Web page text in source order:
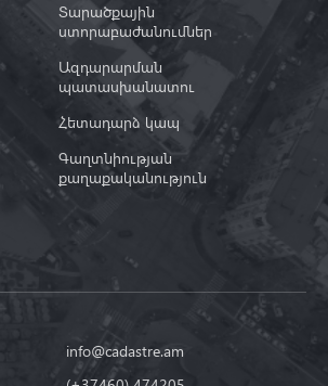
Տարածքային
ստորաբաժանումներ
Ազդարարման
պատասխանատու
Հետադարձ կապ
Գաղտնիության
քաղաքականություն
info@cadastre.am